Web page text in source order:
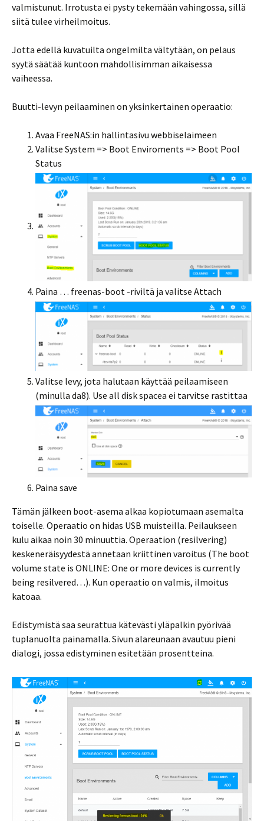
valmistunut. Irrotusta ei pysty tekemään vahingossa, sillä
siitä tulee virheilmoitus.
Jotta edellä kuvatuilta ongelmilta vältytään, on pelaus
syytä säätää kuntoon mahdollisimman aikaisessa
vaiheessa.
Buutti-levyn peilaaminen on yksinkertainen operaatio:
Avaa FreeNAS:in hallintasivu webbiselaimeen
Valitse System => Boot Enviroments => Boot Pool
Status
Paina … freenas-boot -riviltä ja valitse Attach
Valitse levy, jota halutaan käyttää peilaamiseen
(minulla da8). Use all disk spacea ei tarvitse rastittaa
Paina save
Tämän jälkeen boot-asema alkaa kopiotumaan asemalta
toiselle. Operaatio on hidas USB muisteilla. Peilaukseen
kulu aikaa noin 30 minuuttia. Operaation (resilvering)
keskeneräisyydestä annetaan kriittinen varoitus (The boot
volume state is ONLINE: One or more devices is currently
being resilvered…). Kun operaatio on valmis, ilmoitus
katoaa.
Edistymistä saa seurattua kätevästi yläpalkin pyörivää
tuplanuolta painamalla. Sivun alareunaan avautuu pieni
dialogi, jossa edistyminen esitetään prosentteina.